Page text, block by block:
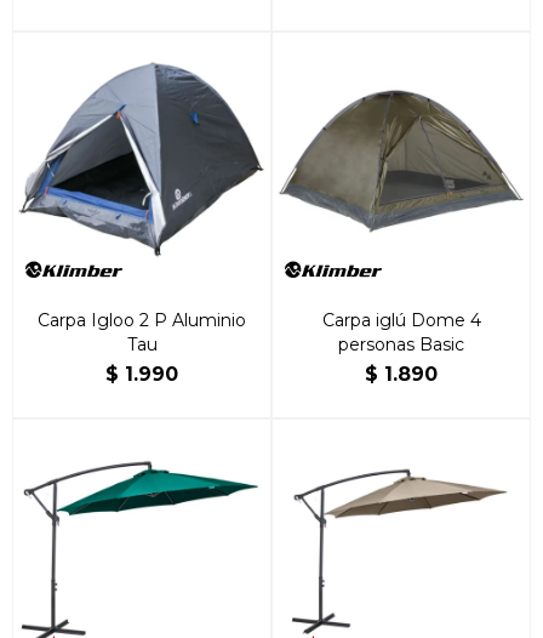
Carpa Igloo 2 P Aluminio
Tau
$ 1.990
Carpa iglú Dome 4
personas Basic
$ 1.890